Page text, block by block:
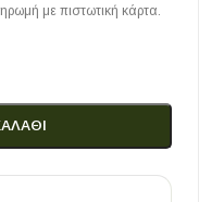
με πιστωτική κάρτα.